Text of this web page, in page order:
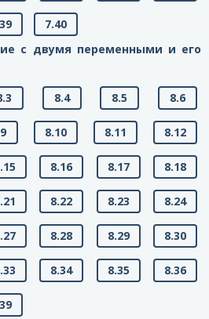
7.40
с двумя переменными и его
8.4 8.5 8.6
8.10 8.11 8.12
8.16 8.17 8.18
8.22 8.23 8.24
8.28 8.29 8.30
8.34 8.35 8.36